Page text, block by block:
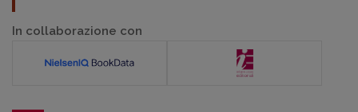
In collaborazione con